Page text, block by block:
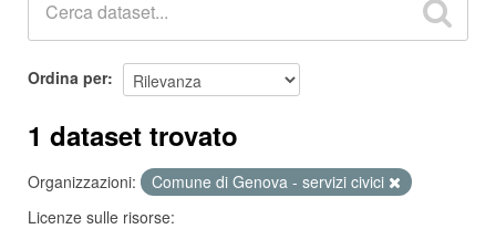
Ordina per
1 dataset trovato
Organizzazioni:
Comune di Genova - servizi civici
Licenze sulle risorse: